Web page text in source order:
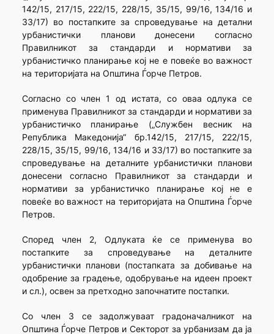
142/15, 217/15, 222/15, 228/15, 35/15, 99/16, 134/16 и
33/17) во постапките за спроведување на детални
урбанистички планови донесени согласно
Правилникот за стандарди и нормативи за
урбанистичко планирање кој не е повеќе во важност
на територијата на Општина Ѓорче Петров.
Согласно со член 1 од истата, со оваа одлука се
применува Правилникот за стандарди и нормативи за
урбанистичко планирање („Службен весник на
Република Македонија“ бр.142/15, 217/15, 222/15,
228/15, 35/15, 99/16, 134/16 и 33/17) во постапките за
спроведување на деталните урбанистички планови
донесени согласно Правилникот за стандарди и
нормативи за урбанистичко планирање кој не е
повеќе во важност на територијата на Општина Ѓорче
Петров.
Според член 2, Одлуката ќе се применува во
постапките за спроведување на деталните
урбанистички планови (постапката за добивање на
одобрение за градење, одобрување на идеен проект
и сл.), освен за претходно започнатите постапки.
Со член 3 се задолжуваат градоначалникот на
Општина Ѓорче Петров и Секторот за урбанизам да ја